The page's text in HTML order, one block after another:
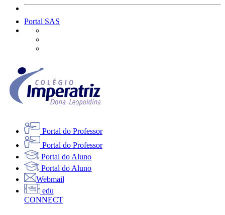
Portal SAS
Portal do Professor
Portal do Professor
Portal do Aluno
Portal do Aluno
Webmail
edu
CONNECT